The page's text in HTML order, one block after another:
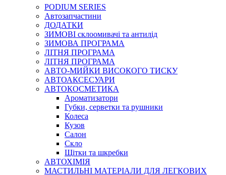
PODIUM SERIES
Автозапчастини
ДОДАТКИ
ЗИМОВІ склоомивачі та антилід
ЗИМОВА ПРОГРАМА
ЛІТНЯ ПРОГРАМА
ЛІТНЯ ПРОГРАМА
АВТО-МИЙКИ ВИСОКОГО ТИСКУ
АВТОАКСЕСУАРИ
АВТОКОСМЕТИКА
Ароматизатори
Губки, серветки та рушники
Колеса
Кузов
Салон
Скло
Щітки та шкребки
АВТОХІМІЯ
МАСТИЛЬНІ МАТЕРІАЛИ ДЛЯ ЛЕГКОВИХ